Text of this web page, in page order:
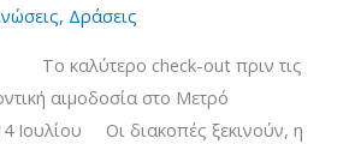
, Δράσεις
καλύτερο check-out πριν τις
αιμοδοσία στο Μετρό
Ιουλίου Οι διακοπές ξεκινούν, η